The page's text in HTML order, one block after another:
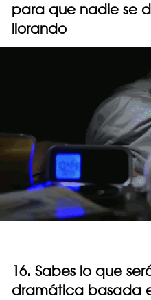
para que nadie se
llorando
16. Sabes lo que
dramática basada